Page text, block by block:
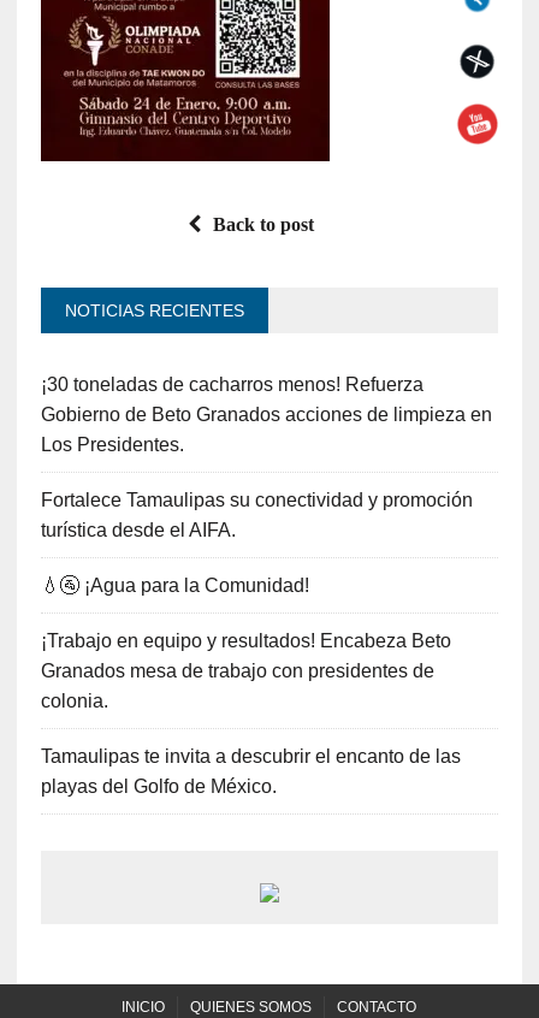
Back to post
NOTICIAS RECIENTES
¡30 toneladas de cacharros menos! Refuerza
Gobierno de Beto Granados acciones de limpieza en
Los Presidentes.
Fortalece Tamaulipas su conectividad y promoción
turística desde el AIFA.
💧🚰 ¡Agua para la Comunidad!
¡Trabajo en equipo y resultados! Encabeza Beto
Granados mesa de trabajo con presidentes de
colonia.
Tamaulipas te invita a descubrir el encanto de las
playas del Golfo de México.
INICIO QUIENES SOMOS CONTACTO